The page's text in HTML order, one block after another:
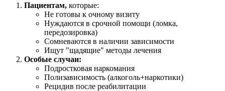
Пациентам, которые:
Не готовы к очному визиту
Нуждаются в срочной помощи (ломка,
передозировка)
Сомневаются в наличии зависимости
Ищут "щадящие" методы лечения
Особые случаи:
Подростковая наркомания
Полизависимость (алкоголь+наркотики)
Рецидив после реабилитации